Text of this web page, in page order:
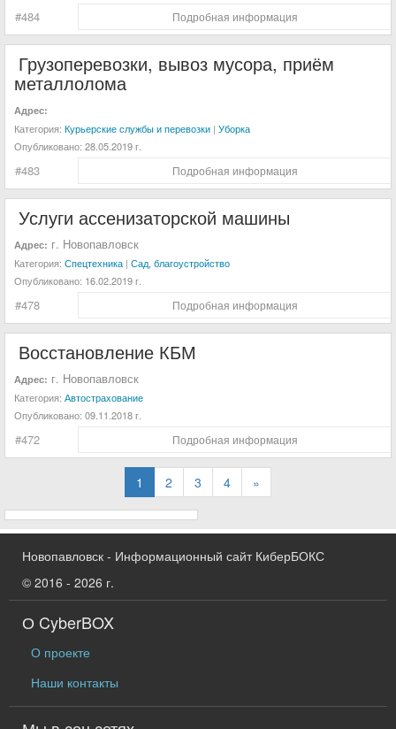
#484 Подробная информация
Грузоперевозки, вывоз мусора, приём
металлолома
#483
Адрес:
Категория: Курьерские службы и перевозки | Уборка
Опубликовано: 28.05.2019 г.
Подробная информация
Услуги ассенизаторской машины
#478
Адрес: г. Новопавловск
Категория: Спецтехника | Сад, благоустройство
Опубликовано: 16.02.2019 г.
Подробная информация
Восстановление КБМ
#472
Адрес: г. Новопавловск
Категория: Автострахование
Опубликовано: 09.11.2018 г.
Подробная информация
1 2 3 4 »
Новопавловск - Информационный сайт КиберБОКС
© 2016 - 2026 г.
О CyberBOX
О проекте
Наши контакты